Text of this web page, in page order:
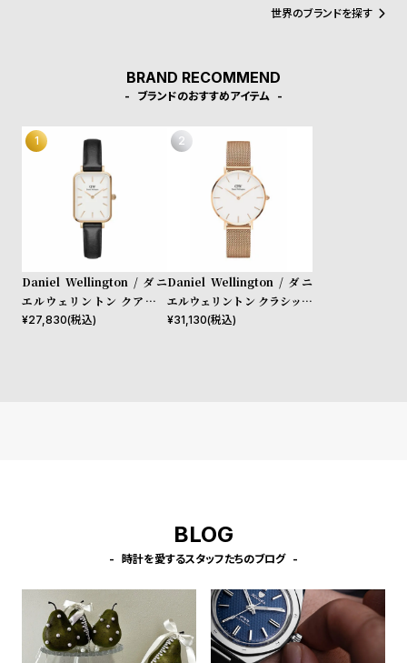
oo
#
ン
い
が、高級感を演出し、ミニマリズムが時代を超えて愛されるデザイ
世界のブランドを探す
BRAND RECOMMEND
ブランドのおすすめアイテム
Daniel Wellington / ダニ
エルウェリントン クアドロ
シェフィールド ローズゴール
¥27,830(税込)
Daniel Wellington / ダニ
エルウェリントン クラシック
ペティット メルローズ ロー
¥31,130(税込)
BLOG
時計を愛するスタッフたちのブログ